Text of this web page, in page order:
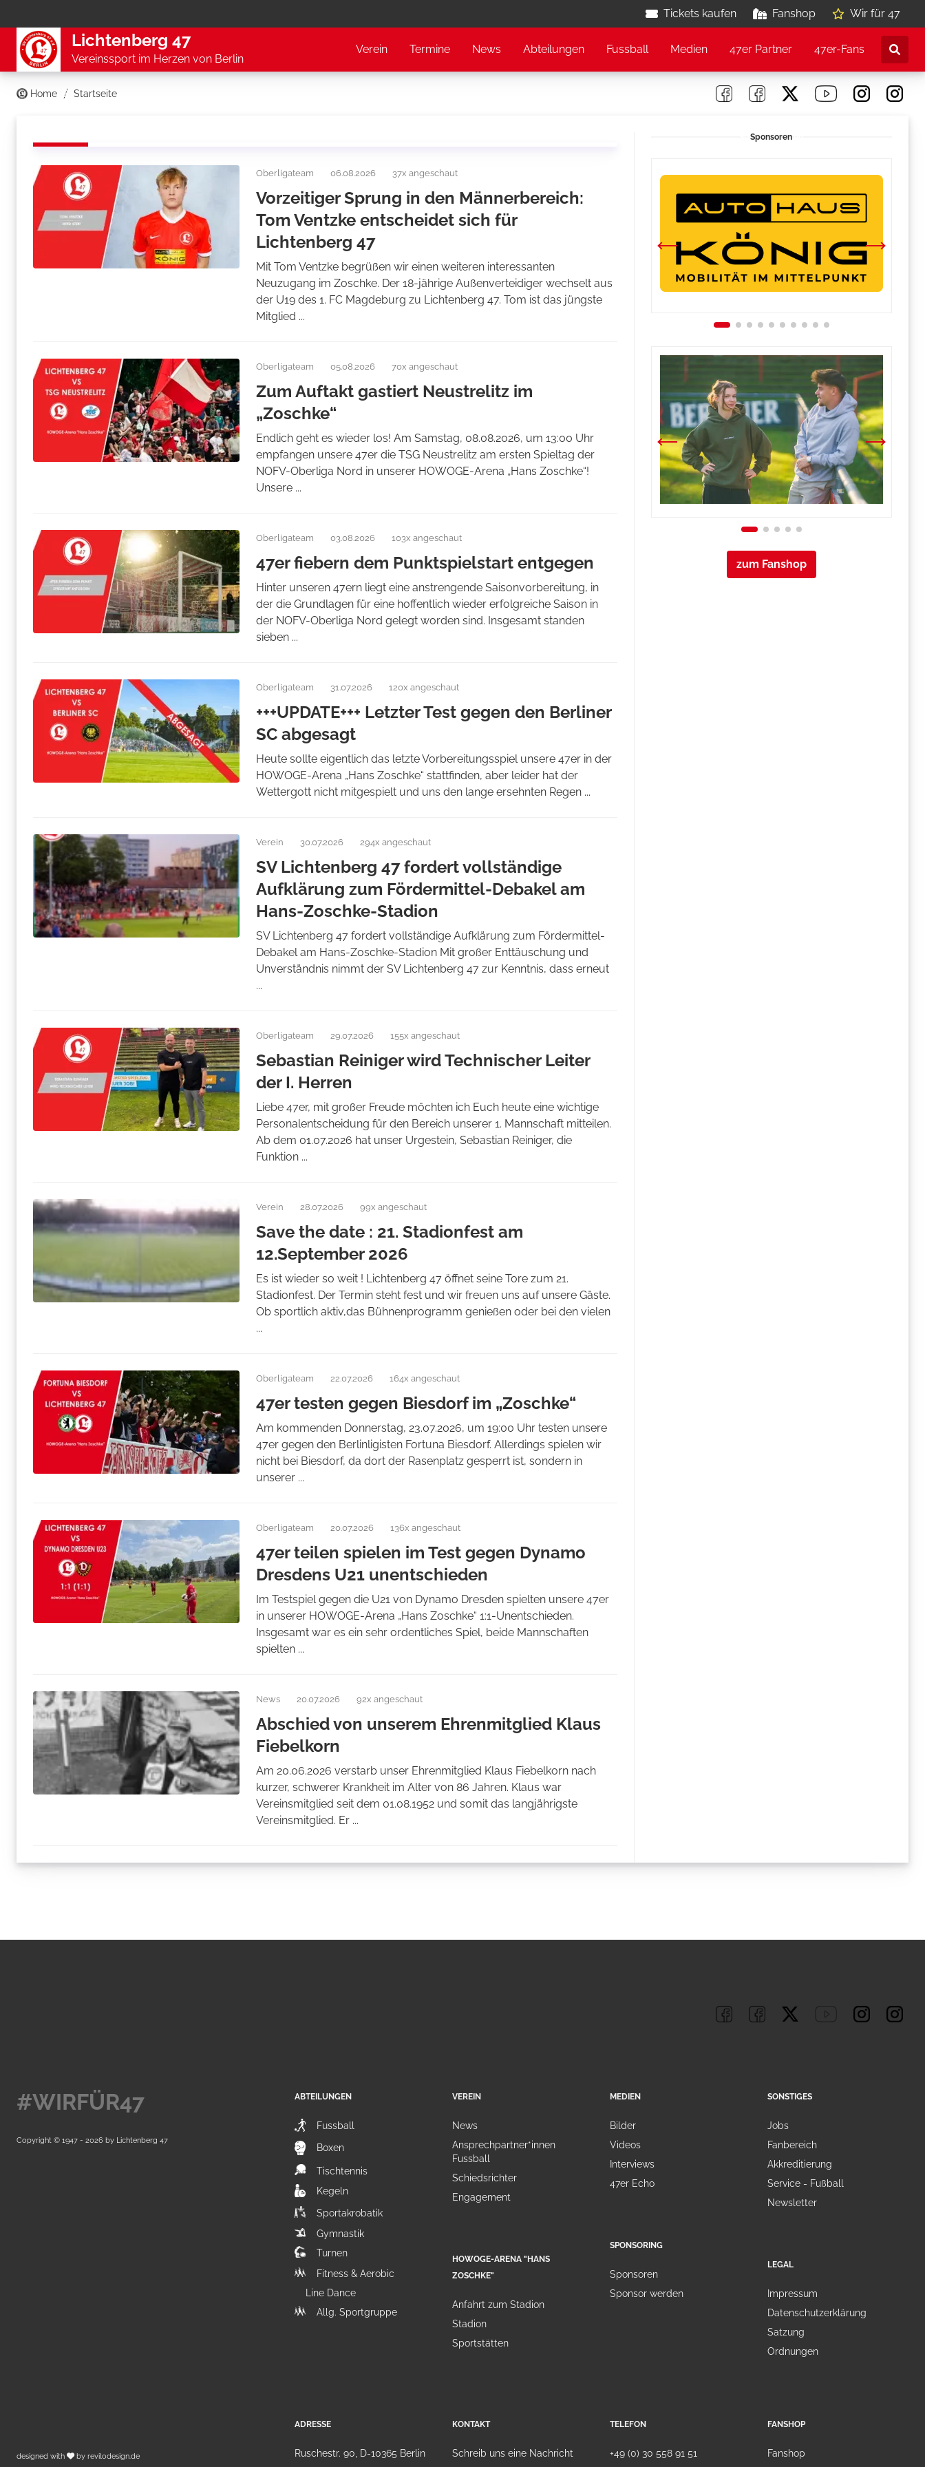
Tickets kaufen Fanshop Wir für 47
Lichtenberg 47
Vereinssport im Herzen von Berlin
Verein Termine News Abteilungen Fussball Medien 47er Partner 47er-Fans
Home Startseite
Oberligateam 06.08.2026 37x angeschaut
Vorzeitiger Sprung in den Männerbereich:
Tom Ventzke entscheidet sich für
Lichtenberg 47
Mit Tom Ventzke begrüßen wir einen weiteren interessanten
Neuzugang im Zoschke. Der 18-jährige Außenverteidiger wechselt aus
der U19 des 1. FC Magdeburg zu Lichtenberg 47. Tom ist das jüngste
Mitglied ...
Oberligateam 05.08.2026 70x angeschaut
Zum Auftakt gastiert Neustrelitz im
„Zoschke“
Endlich geht es wieder los! Am Samstag, 08.08.2026, um 13:00 Uhr
empfangen unsere 47er die TSG Neustrelitz am ersten Spieltag der
NOFV-Oberliga Nord in unserer HOWOGE-Arena „Hans Zoschke“!
Unsere ...
Oberligateam 03.08.2026 103x angeschaut
47er fiebern dem Punktspielstart entgegen
Hinter unseren 47ern liegt eine anstrengende Saisonvorbereitung, in
der die Grundlagen für eine hoffentlich wieder erfolgreiche Saison in
der NOFV-Oberliga Nord gelegt worden sind. Insgesamt standen
sieben ...
Oberligateam 31.07.2026 120x angeschaut
+++UPDATE+++ Letzter Test gegen den Berliner
SC abgesagt
Heute sollte eigentlich das letzte Vorbereitungsspiel unsere 47er in der
HOWOGE-Arena „Hans Zoschke“ stattfinden, aber leider hat der
Wettergott nicht mitgespielt und uns den lange ersehnten Regen ...
Verein 30.07.2026 294x angeschaut
SV Lichtenberg 47 fordert vollständige
Aufklärung zum Fördermittel-Debakel am
Hans-Zoschke-Stadion
SV Lichtenberg 47 fordert vollständige Aufklärung zum Fördermittel-
Debakel am Hans-Zoschke-Stadion Mit großer Enttäuschung und
Unverständnis nimmt der SV Lichtenberg 47 zur Kenntnis, dass erneut
...
Oberligateam 29.07.2026 155x angeschaut
Sebastian Reiniger wird Technischer Leiter
der I. Herren
Liebe 47er, mit großer Freude möchten ich Euch heute eine wichtige
Personalentscheidung für den Bereich unserer 1. Mannschaft mitteilen.
Ab dem 01.07.2026 hat unser Urgestein, Sebastian Reiniger, die
Funktion ...
Verein 28.07.2026 99x angeschaut
Save the date : 21. Stadionfest am
12.September 2026
Es ist wieder so weit ! Lichtenberg 47 öffnet seine Tore zum 21.
Stadionfest. Der Termin steht fest und wir freuen uns auf unsere Gäste.
Ob sportlich aktiv,das Bühnenprogramm genießen oder bei den vielen
...
Oberligateam 22.07.2026 164x angeschaut
47er testen gegen Biesdorf im „Zoschke“
Am kommenden Donnerstag, 23.07.2026, um 19:00 Uhr testen unsere
47er gegen den Berlinligisten Fortuna Biesdorf. Allerdings spielen wir
nicht bei Biesdorf, da dort der Rasenplatz gesperrt ist, sondern in
unserer ...
Oberligateam 20.07.2026 136x angeschaut
47er teilen spielen im Test gegen Dynamo
Dresdens U21 unentschieden
Im Testspiel gegen die U21 von Dynamo Dresden spielten unsere 47er
in unserer HOWOGE-Arena „Hans Zoschke“ 1:1-Unentschieden.
Insgesamt war es ein sehr ordentliches Spiel, beide Mannschaften
spielten ...
News 20.07.2026 92x angeschaut
Abschied von unserem Ehrenmitglied Klaus
Fiebelkorn
Am 20.06.2026 verstarb unser Ehrenmitglied Klaus Fiebelkorn nach
kurzer, schwerer Krankheit im Alter von 86 Jahren. Klaus war
Vereinsmitglied seit dem 01.08.1952 und somit das langjährigste
Vereinsmitglied. Er ...
Sponsoren
zum Fanshop
ABTEILUNGEN
Fussball
Boxen
Tischtennis
Kegeln
Sportakrobatik
Gymnastik
Turnen
Fitness & Aerobic
Line Dance
Allg. Sportgruppe
VEREIN
News
Ansprechpartner*innen
Fussball
Schiedsrichter
Engagement
HOWOGE-ARENA "HANS
ZOSCHKE"
Anfahrt zum Stadion
Stadion
Sportstätten
MEDIEN
Bilder
Videos
Interviews
47er Echo
SPONSORING
Sponsoren
Sponsor werden
SONSTIGES
Jobs
Fanbereich
Akkreditierung
Service - Fußball
Newsletter
LEGAL
Impressum
Datenschutzerklärung
Satzung
Ordnungen
ADRESSE
Ruschestr. 90, D-10365 Berlin
KONTAKT
Schreib uns eine Nachricht
TELEFON
+49 (0) 30 558 91 51
FANSHOP
Fanshop
#WIRFÜR47
Copyright © 1947 - 2026 by Lichtenberg 47
designed with by revilodesign.de